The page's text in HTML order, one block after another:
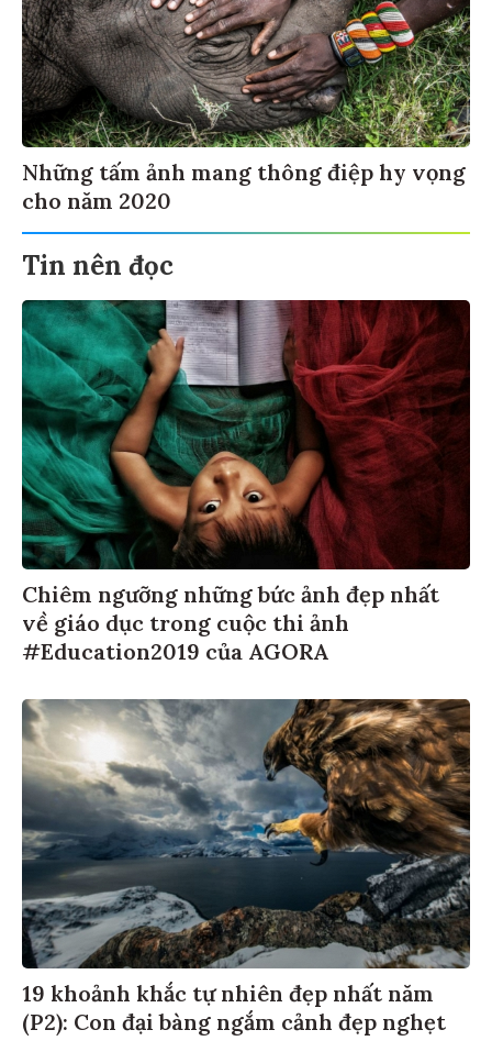
Những tấm ảnh mang thông điệp hy vọng
cho năm 2020
Tin nên đọc
Chiêm ngưỡng những bức ảnh đẹp nhất
về giáo dục trong cuộc thi ảnh
#Education2019 của AGORA
19 khoảnh khắc tự nhiên đẹp nhất năm
(P2): Con đại bàng ngắm cảnh đẹp nghẹt